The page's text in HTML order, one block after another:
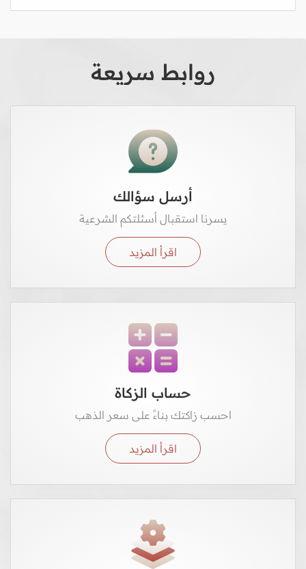
روابط سريعة
أرسل سؤالك
يسرنا استقبال أسئلتكم الشرعية
اقرأ المزيد
حساب الزكاة
احسب زاكتك بناءً على سعر الذهب
اقرأ المزيد